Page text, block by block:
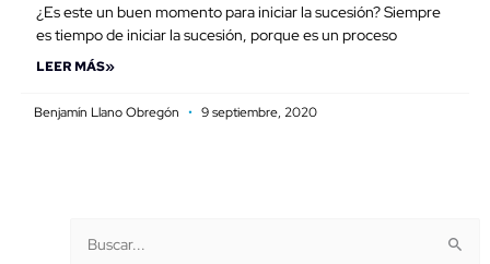
¿Es este un buen momento para iniciar la sucesión? Siempre
es tiempo de iniciar la sucesión, porque es un proceso
LEER MÁS»
Benjamín Llano Obregón 9 septiembre, 2020
Buscar:
por